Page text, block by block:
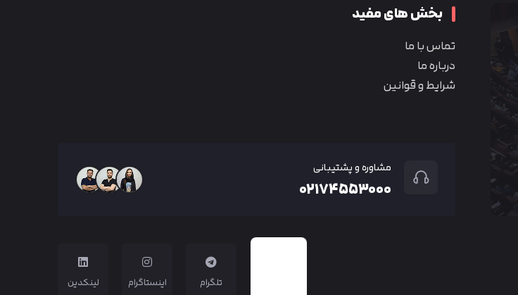
بخش های مفید
تماس با ما
درباره ما
شرایط و قوانین
مشاوره و پشتیبانی
۰۲۱۷۴۵۵۳۰۰۰
تلگرام اینستاگرام لینکدین